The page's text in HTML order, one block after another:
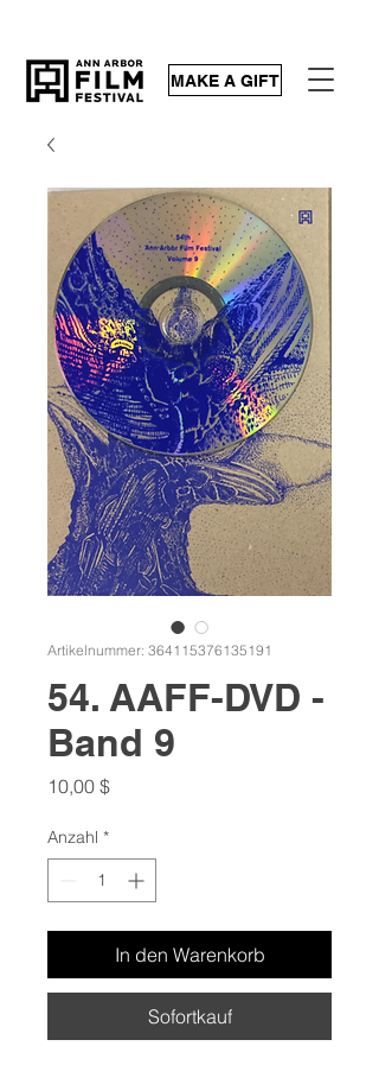
MAKE A GIFT
Artikelnummer: 364115376135191
54. AAFF-DVD -
Band 9
10,00 $Preis
Anzahl *
In den Warenkorb
Sofortkauf